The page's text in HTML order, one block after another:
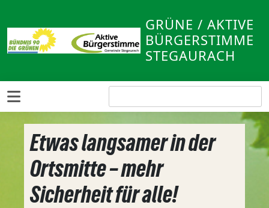
GRÜNE / AKTIVE
BÜRGERSTIMME
STEGAURACH
Etwas langsamer in der
Ortsmitte – mehr
Sicherheit für alle!